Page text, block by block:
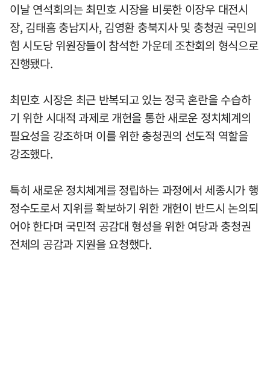
이날 연석회의는 최민호 시장을 비롯한 이장우 대전시
장, 김태흠 충남지사, 김영환 충북지사 및 충청권 국민의
힘 시도당 위원장들이 참석한 가운데 조찬회의 형식으로
진행됐다.
최민호 시장은 최근 반복되고 있는 정국 혼란을 수습하
기 위한 시대적 과제로 개헌을 통한 새로운 정치체계의
필요성을 강조하며 이를 위한 충청권의 선도적 역할을
강조했다.
특히 새로운 정치체계를 정립하는 과정에서 세종시가 행
정수도로서 지위를 확보하기 위한 개헌이 반드시 논의되
어야 한다며 국민적 공감대 형성을 위한 여당과 충청권
전체의 공감과 지원을 요청했다.